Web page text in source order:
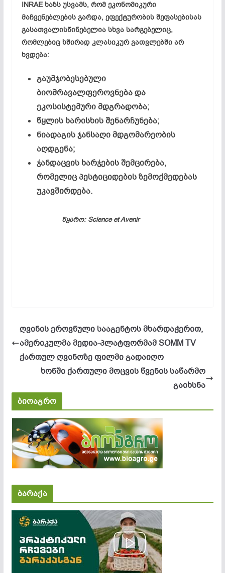
INRAE ხაზს უსვამს, რომ ეკონომიკური
მაჩვენებლების გარდა, ეფექტურობის შეფასებისას
გასათვალისწინებელია სხვა სარგებელიც,
რომლებიც ხშირად კლასიკურგათვლებში არ
ხვდება:
გაუმჯობესებული
ბიომრავალფეროვნებადა
ეკოსისტემურიმდგრადობა;
წყლის ხარისხისშენარჩუნება;
ნიადაგისჯანსაღიმდგომარეობის
აღდგენა;
ჯანდაცვის ხარჯებისშემცირება,
რომელიცპესტიციდებისზემოქმედებას
უკავშირდება.
წყარო: Science et Avenir
ღვინის ეროვნული სააგენტოს მხარდაჭერით,
ამერიკულმა მედია-პლატფორმამ SOMM TV
ქართულ ღვინოზე ფილმი გადაიღო
ხონში ქართული მოცვის წვენის საწარმო
გაიხსნა
ბიოაგრო
ბარაქა